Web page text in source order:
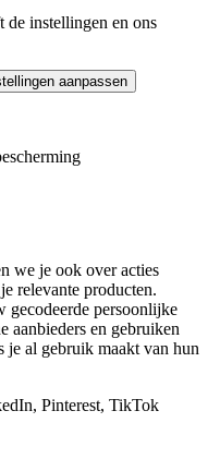
de instellingen en ons
aanpassen
we je ook over acties
relevante producten.
gecodeerde persoonlijke
aanbieders en gebruiken
je al gebruik maakt van hun
Pinterest, TikTok